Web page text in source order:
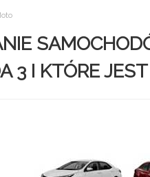
3 I KTÓRE